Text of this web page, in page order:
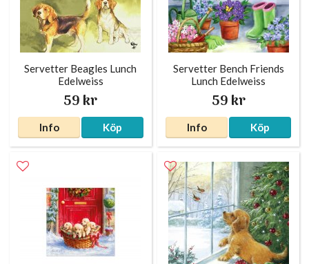
Servetter Beagles Lunch
Edelweiss
59 kr
Info Köp
Servetter Bench Friends
Lunch Edelweiss
59 kr
Info Köp